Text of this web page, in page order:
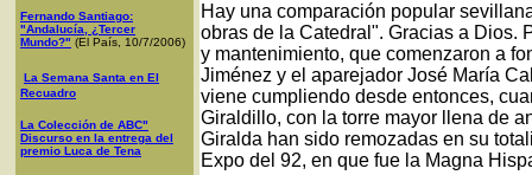
Fernando Santiago:
"Andalucía, ¿Tercer
Mundo?" (El País, 10/7/2006)
La Semana Santa en El
Recuadro
La Colección de ABC"
Discurso en la entrega del
premio Luca de Tena
Hay una comparación popular
obras de la Catedral". Gracias a Dios.
y mantenimiento, que comenzaron a
Jiménez y el aparejador José María
viene cumpliendo desde entonces,
Giraldillo, con la torre mayor llena de
Giralda han sido remozadas en su
Expo del 92, en que fue la Magna